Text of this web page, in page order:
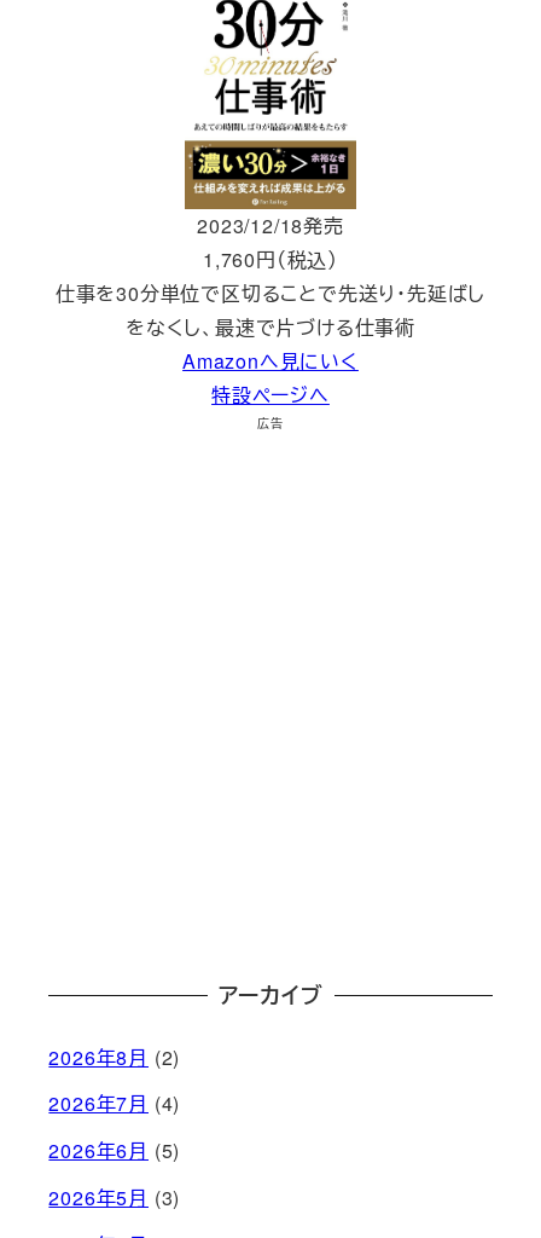
2023/12/18発売
1,760円（税込）
仕事を30分単位で区切ることで先送り・先延ばし
をなくし、最速で片づける仕事術
Amazonへ見にいく
特設ページへ
広告
アーカイブ
2026年8月 (2)
2026年7月 (4)
2026年6月 (5)
2026年5月 (3)